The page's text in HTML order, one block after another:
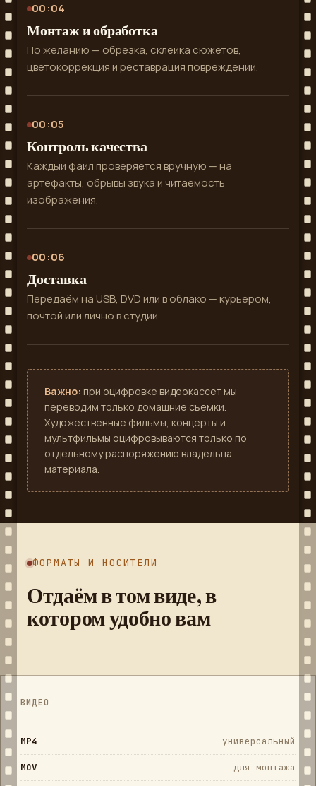
00:04
Монтаж и обработка
По желанию — обрезка, склейка сюжетов,
цветокоррекция и реставрация повреждений.
00:05
Контроль качества
Каждый файл проверяется вручную — на
артефакты, обрывы звука и читаемость
изображения.
00:06
Доставка
Передаём на USB, DVD или в облако — курьером,
почтой или лично в студии.
Важно: при оцифровке видеокассет мы
переводим только домашние съёмки.
Художественные фильмы, концерты и
мультфильмы оцифровываются только по
отдельному распоряжению владельца
материала.
ФОРМАТЫ И НОСИТЕЛИ
Отдаём в том виде, в
котором удобно вам
ВИДЕО
MP4 универсальный
MOV для монтажа